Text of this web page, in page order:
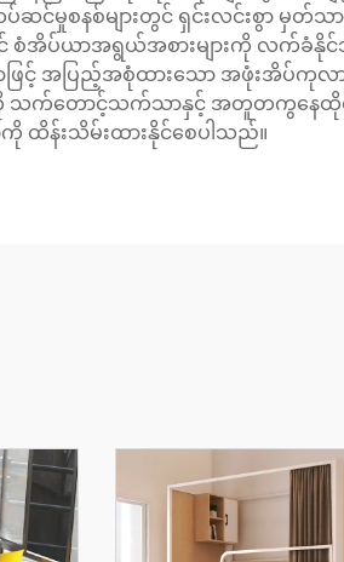
င်မှုစနစ်များတွင် ရှင်းလင်းစွာ မှတ်သာ
စံအိပ်ယာအရွယ်အစားများကို လက်ခံနို
ဖြင့် အပြည့်အစုံထားသော အဖုံးအိပ်ကုလ
းကို သက်တောင့်သက်သာနှင့် အတူတကွနေထိုင်
ကို ထိန်းသိမ်းထားနိုင်စေပါသည်။